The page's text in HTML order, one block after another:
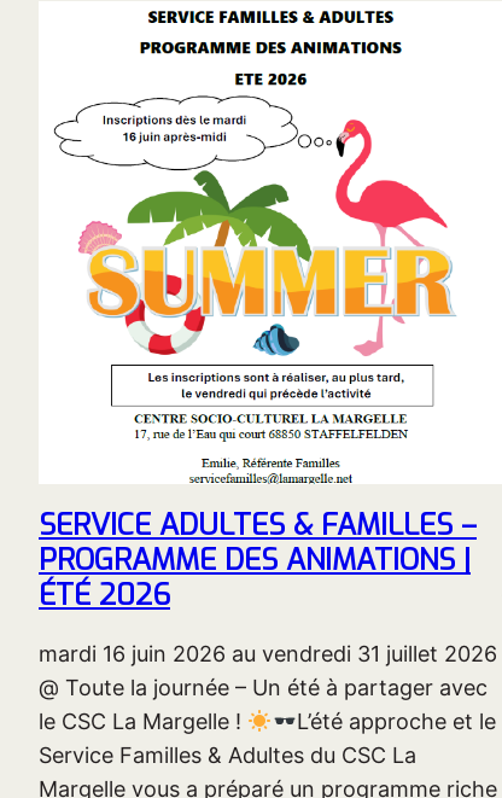
SERVICE ADULTES & FAMILLES –
PROGRAMME DES ANIMATIONS |
ÉTÉ 2026
mardi 16 juin 2026 au vendredi 31 juillet 2026
@ Toute la journée – Un été à partager avec
le CSC La Margelle !
L’été approche et le
Service Familles & Adultes du CSC La
Margelle vous a préparé un programme riche